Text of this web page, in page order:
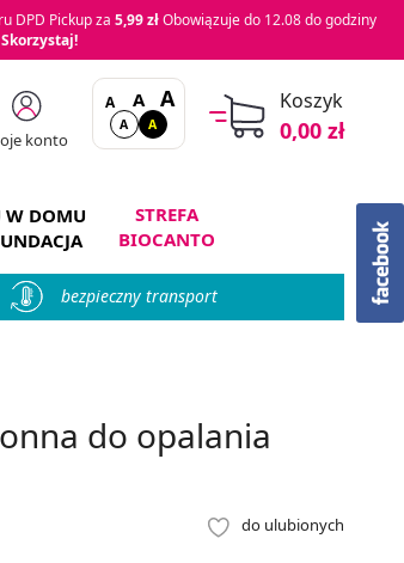
DPD Pickup za 5,99 złObowiązuje do 12.08 do godziny
Skorzystaj!
konto
A A A
A A
Koszyk
0,00 zł
W DOMU
STREFA
BIOCANTO
bezpieczny transport
do opalania
do ulubionych